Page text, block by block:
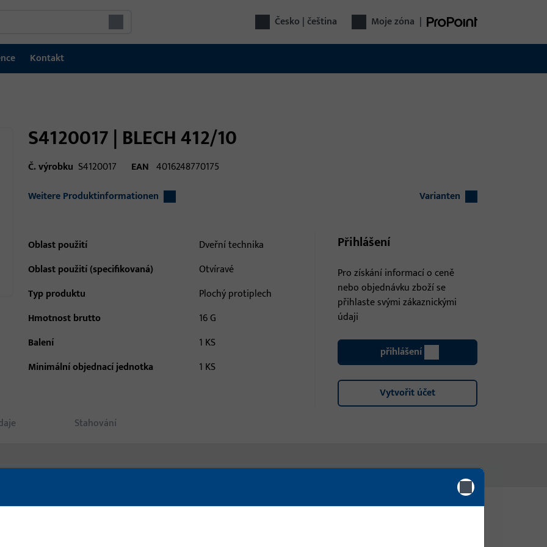
Česko | čeština Moje zóna |
Kontakt
S4120017 | BLECH 412/10
Č. výrobku S4120017 EAN 4016248770175
Weitere Produktinformationen
Varianten
Oblast použití
Dveřní technika
Oblast použití (specifikovaná)
Otvíravé
Typ produktu
Plochý protiplech
Hmotnost brutto
16 G
Balení
1 KS
Minimální objednací jednotka
1 KS
Přihlášení
Pro získání informací o ceně
nebo objednávku zboží se
přihlaste svými zákaznickými
údaji
přihlášení
Vytvořit účet
Stahování